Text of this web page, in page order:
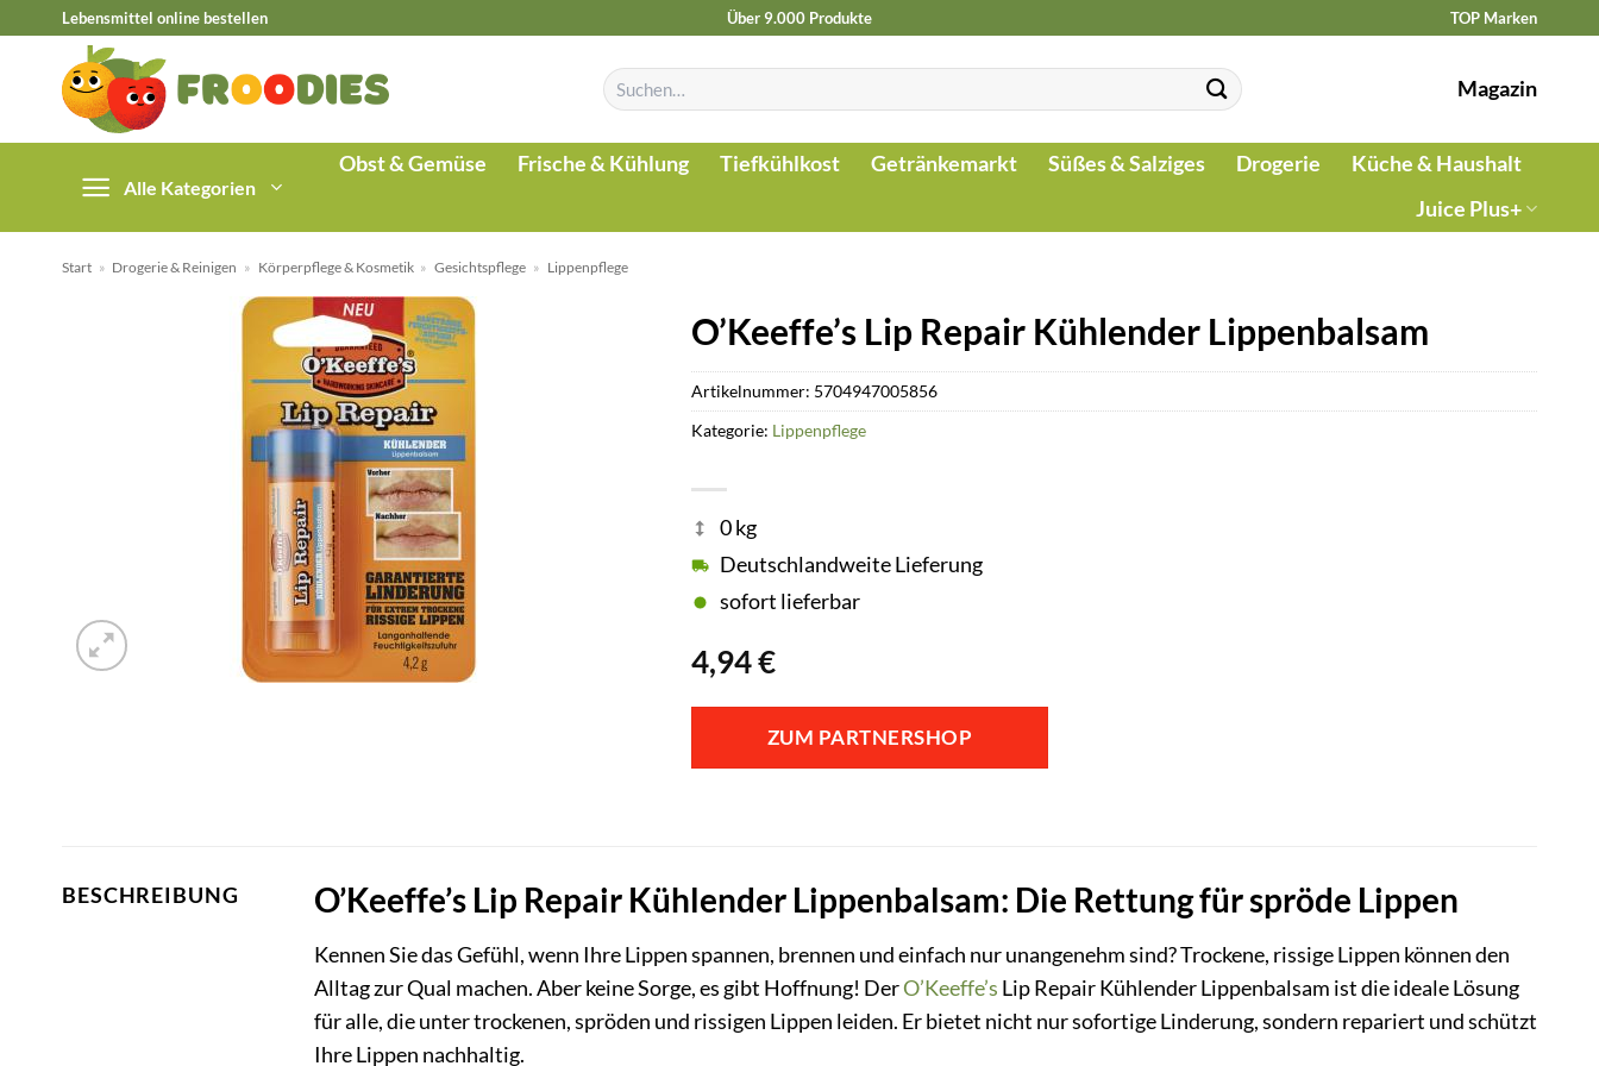
springen
Lebensmittel online bestellen Über 9.000 Produkte TOP Marken
Suchen
nach:
Magazin
Alle Kategorien
Obst & Gemüse Frische & Kühlung Tiefkühlkost Getränkemarkt Süßes & Salziges Drogerie
Küche & Haushalt
Juice Plus+
Start » Drogerie & Reinigen » Körperpflege & Kosmetik » Gesichtspflege » Lippenpflege
O’Keeffe’s Lip Repair Kühlender Lippenbalsam
4,94€
0 kg
Deutschlandweite Lieferung
sofort lieferbar
ZUM PARTNERSHOP
Artikelnummer: 5704947005856
Kategorie: Lippenpflege
BESCHREIBUNG O’Keeffe’s Lip Repair Kühlender Lippenbalsam: Die Rettung für spröde Lippen
Kennen Sie das Gefühl, wenn Ihre Lippen spannen, brennen und einfach nur unangenehm sind? Trockene, rissige Lippen können den
Alltag zur Qual machen. Aber keine Sorge, es gibt Hoffnung! DerO’Keeffe’s Lip Repair Kühlender Lippenbalsam ist die ideale Lösung
für alle, die unter trockenen, spröden und rissigen Lippen leiden. Er bietet nicht nur sofortige Linderung, sondern repariert und schützt
Ihre Lippen nachhaltig.